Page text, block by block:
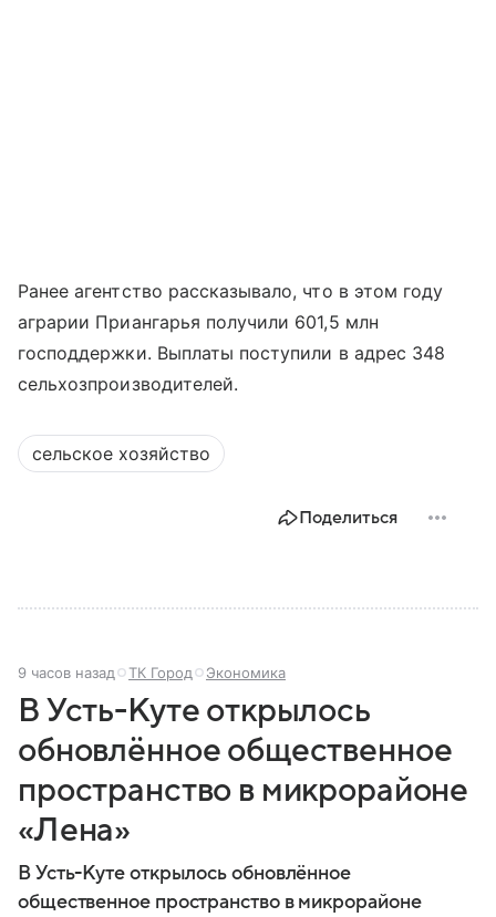
Ранее агентство рассказывало, что в этом году
аграрии Приангарья получили 601,5 млн
господдержки. Выплаты поступили в адрес 348
сельхозпроизводителей.
сельское хозяйство
Поделиться
9 часов назад ТК Город Экономика
В Усть-Куте открылось
обновлённое общественное
пространство в микрорайоне
«Лена»
В Усть-Куте открылось обновлённое
общественное пространство в микрорайоне